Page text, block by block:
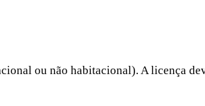
ou não habitacional). A licença